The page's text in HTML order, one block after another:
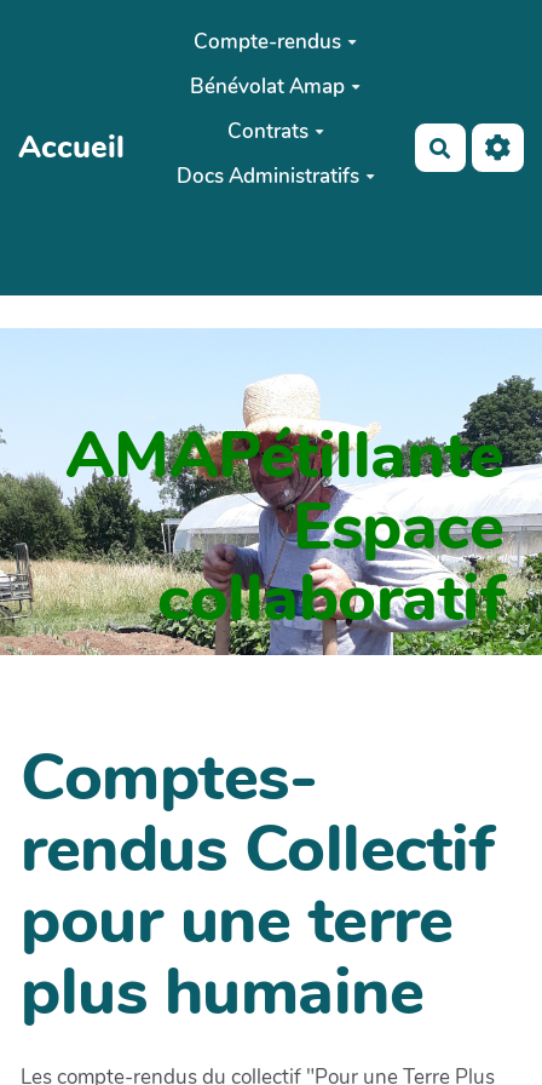
Aller au contenu principal
Accueil
Compte-rendus
Bénévolat Amap
Contrats
Docs Administratifs
AMAPétillante
Espace
collaboratif
Comptes-
rendus Collectif
pour une terre
plus humaine
Les compte-rendus du collectif "Pour une Terre Plus